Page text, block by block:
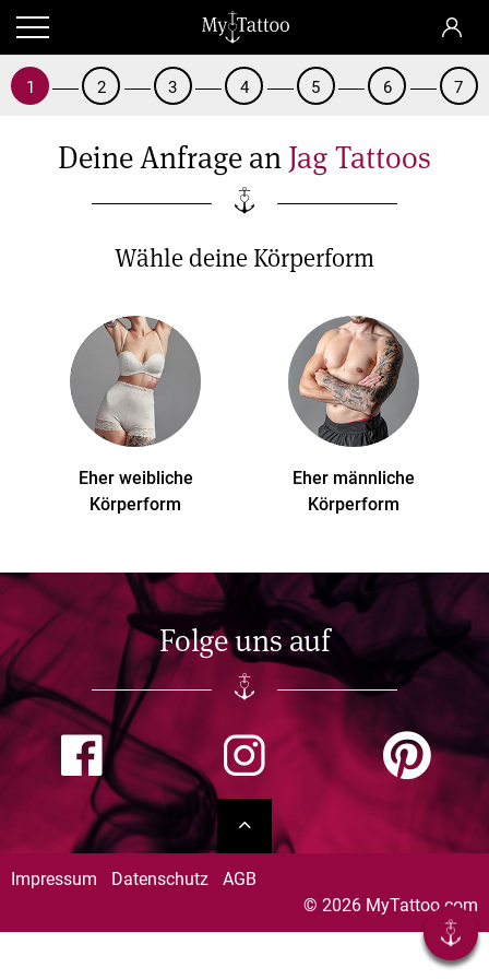
1 2 3 4 5 6 7
Deine Anfrage anJag Tattoos
Wähle deine Körperform
Eher weibliche
Körperform
Eher männliche
Körperform
Folge uns auf
Impressum Datenschutz
AGB
© 2026 MyTattoo.com